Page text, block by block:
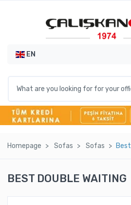
EN
Homepage Sofas Sofas Best
BEST DOUBLE WAITING